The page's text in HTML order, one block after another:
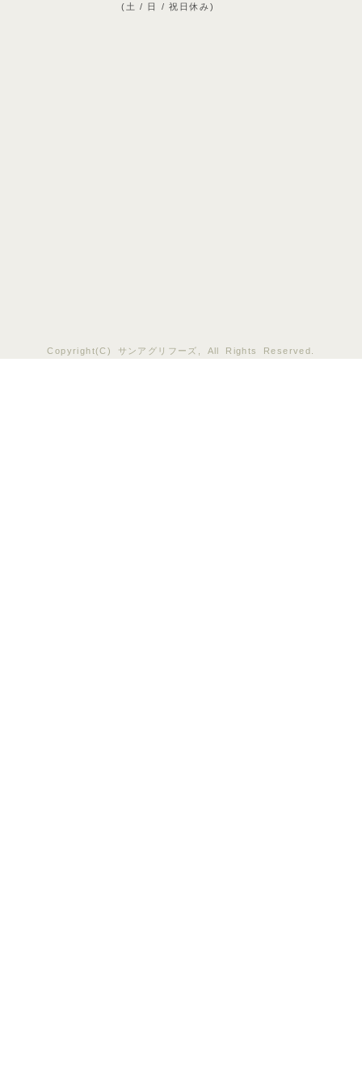
(土 / 日 / 祝日休み)
Copyright(C) サンアグリフーズ, All Rights Reserved.